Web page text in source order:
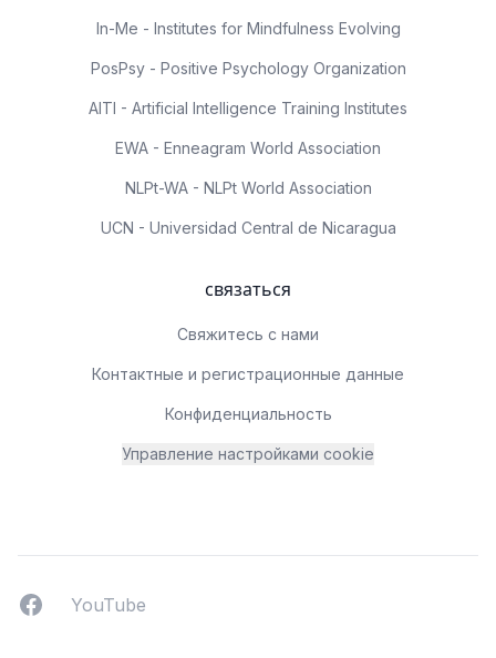
In-Me - Institutes for Mindfulness Evolving
PosPsy - Positive Psychology Organization
AITI - Artificial Intelligence Training Institutes
EWA - Enneagram World Association
NLPt-WA - NLPt World Association
UCN - Universidad Central de Nicaragua
связаться
Свяжитесь с нами
Контактные и регистрационные данные
Конфиденциальность
Управление настройками cookie
FacebookYouTUbe
YouTube